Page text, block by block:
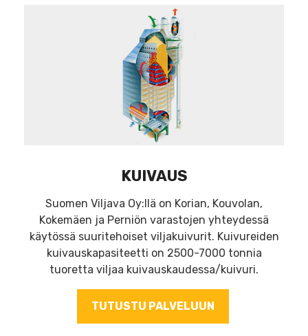
KUIVAUS
Suomen Viljava Oy:llä on Korian, Kouvolan,
Kokemäen ja Perniön varastojen yhteydessä
käytössä suuritehoiset viljakuivurit. Kuivureiden
kuivauskapasiteetti on 2500-7000 tonnia
tuoretta viljaa kuivauskaudessa/kuivuri.
TUTUSTU PALVELUUN